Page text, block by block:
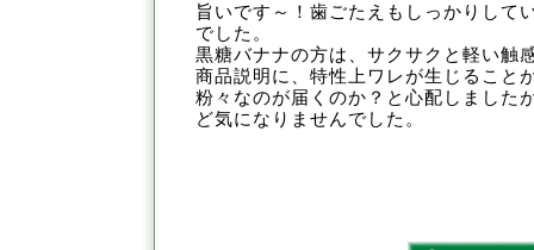
旨いです～！歯ごたえもしっかりして
でした 。
黒糖バナナの方は、サクサクと軽い触
商品説明に、特性上 ワレが生じること
粉々なのが届くのか？と心配しました
ど気になりませんでした。